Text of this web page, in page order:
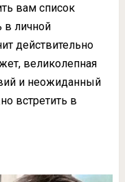
вам список
личной
действительно
великолепная
и неожиданный
встретить в